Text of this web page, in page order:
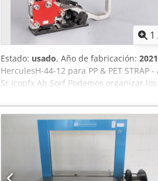
1
Estado: usado, Año de fabricación: 2021
HerculesH-44-12 para PP & PET
Sr Icopfx Ab Sorf Podemos organizar
transporte (por barco o avión) incluido